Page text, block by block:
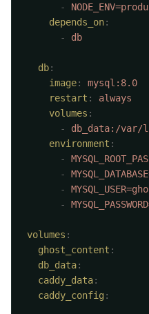
      -
    depends_on
      -
  db
    image
:
    restart
:
    volumes
      -
    environment
      -
      -
      -
      -
volumes
  ghost_content
  db_data
  caddy_data
  caddy_config